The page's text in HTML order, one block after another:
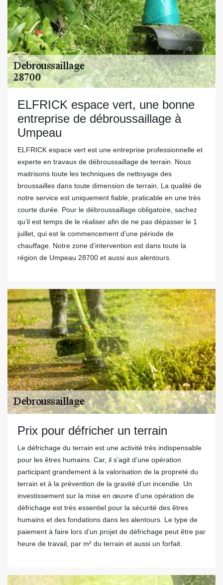
ELFRICK espace vert, une bonne
entreprise de débroussaillage à
Umpeau
ELFRICK espace vert est une entreprise professionnelle et
experte en travaux de débroussaillage de terrain. Nous
maitrisons toute les techniques de nettoyage des
broussailles dans toute dimension de terrain. La qualité de
notre service est uniquement fiable, praticable en une très
courte durée. Pour le débroussaillage obligatoire, sachez
qu’il est temps de le réaliser afin de ne pas dépasser le 1
juillet, qui est le commencement d’une période de
chauffage. Notre zone d’intervention est dans toute la
région de Umpeau 28700 et aussi aux alentours.
Prix pour défricher un terrain
Le défrichage du terrain est une activité très indispensable
pour les êtres humains. Car, il s’agit d’une opération
participant grandement à la valorisation de la propreté du
terrain et à la prévention de la gravité d’un incendie. Un
investissement sur la mise en œuvre d’une opération de
défrichage est très essentiel pour la sécurité des êtres
humains et des fondations dans les alentours. Le type de
paiement à faire lors d’un projet de défrichage peut être par
heure de travail, par m² du terrain et aussi un forfait.